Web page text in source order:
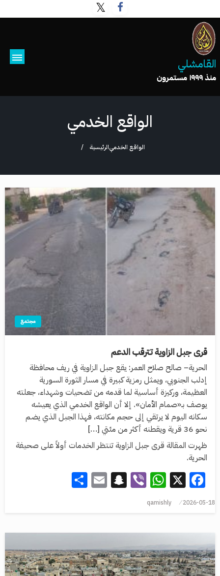
القامشلي
منذ ١٩٩٩ مستمرون
الواقع الخدمي
الرئيسيةالواقع الخدمي
مجتمع
قرى جبل الزاوية تترقب الدعم
الحرية– صالح صلاح العمر: يقع جبل الزاوية في ريف محافظة
إدلب الجنوبي، ويمثل رمزية كبيرة في مسار الثورة السورية
العظيمة، وركيزة أساسية لما قدمه من تضحيات وشهداء، جعلته
يوصف بـ«صمام الأمان». إلا أن الواقع الخدمي الذي يعيشه
سكانه اليوم لا يرتقي إلى حجم مكانته، فهذا الجبل الذي يضم
نحو 36 قرية ويقطنه أكثر من مئتي […]
ظهرت المقالة قرى جبل الزاوية تنتظر الخدمات أولاً على صحيفة
الحرية.
Facebook
X
WhatsApp
Viber
Snapchat
Email
2026-05-18
qamishly